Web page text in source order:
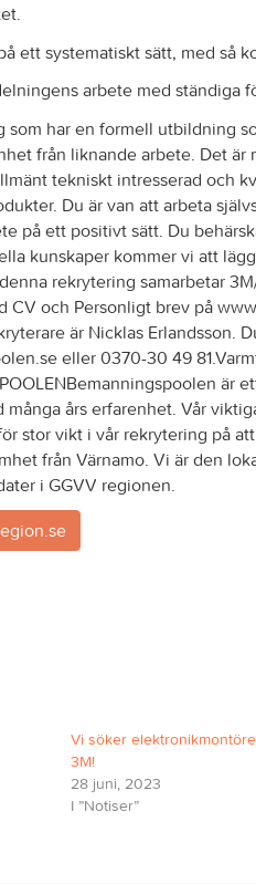
ett systematiskt sätt, med så
arbete med ständiga
som har en formell utbildning
från liknande arbete. Det
tekniskt intresserad och
Du är van att arbeta
på ett positivt sätt. Du
kunskaper kommer vi att
rekrytering samarbetar
CV och Personligt brev på
är Nicklas Erlandsson.
eller 0370-30 49
är
års erfarenhet. Vår
stor vikt i vår rekrytering på
från Värnamo. Vi är den
i GGVV regionen.
Vi söker
3M!
28 juni, 2023
I ”Notiser”